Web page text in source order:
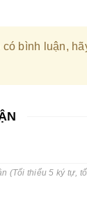
bình luận,